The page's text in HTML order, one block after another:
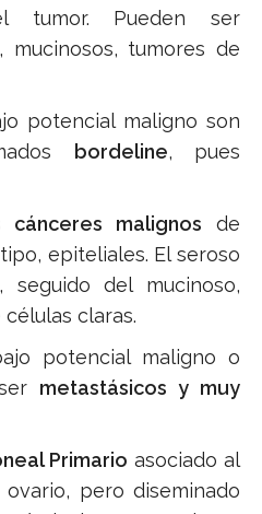
tumor. Pueden ser
mucinosos, tumores de
potencial maligno son
bordeline, pues
malignos de
epiteliales. El seroso
del mucinoso,
claras.
potencial maligno o
metastásicos y muy
Primario asociado al
pero diseminado